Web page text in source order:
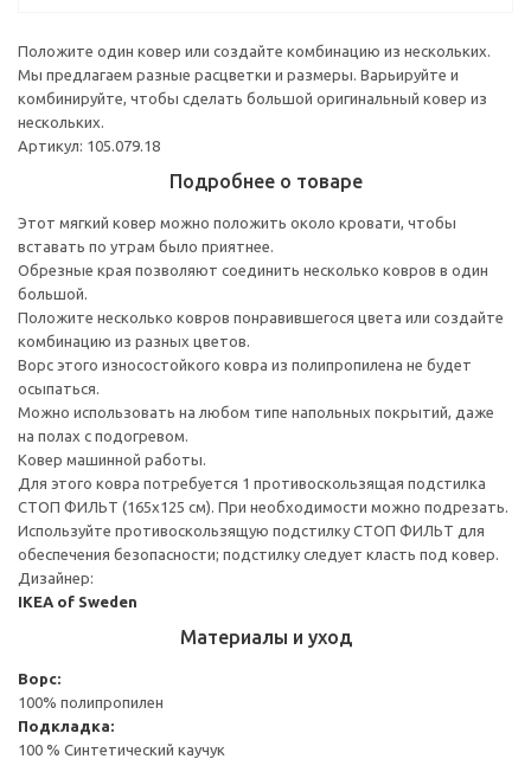
Положите один ковер или создайте комбинацию из нескольких.
Мы предлагаем разные расцветки и размеры. Варьируйте и
комбинируйте, чтобы сделать большой оригинальный ковер из
нескольких.
Артикул: 105.079.18
Подробнее о товаре
Этот мягкий ковер можно положить около кровати, чтобы
вставать по утрам было приятнее.
Обрезные края позволяют соединить несколько ковров в один
большой.
Положите несколько ковров понравившегося цвета или создайте
комбинацию из разных цветов.
Ворс этого износостойкого ковра из полипропилена не будет
осыпаться.
Можно использовать на любом типе напольных покрытий, даже
на полах с подогревом.
Ковер машинной работы.
Для этого ковра потребуется 1 противоскользящая подстилка
СТОП ФИЛЬТ (165x125 см). При необходимости можно подрезать.
Используйте противоскользящую подстилку СТОП ФИЛЬТ для
обеспечения безопасности; подстилку следует класть под ковер.
Дизайнер:
IKEA of Sweden
Материалы и уход
Ворс:
100% полипропилен
Подкладка:
100 % Синтетический каучук